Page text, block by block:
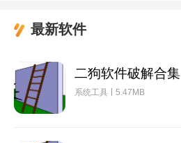
最新软件
二狗软件破解合集
系统工具 5.47MB